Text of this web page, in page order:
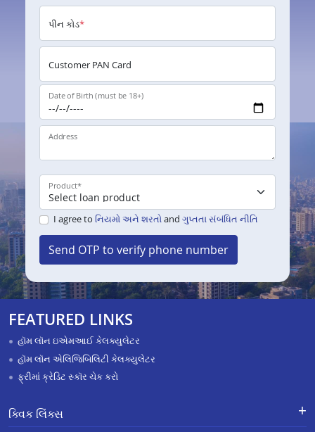
પીન કોડ*
Customer PAN Card
Date of Birth (must be 18+)
Address
Product*
I agree to નિયમો અને શરતોand ગુપ્તતા સંબંધિત નીતિ
Send OTP to verify phone number
FEATURED LINKS
હૉમ લૉન ઇએમઆઈ કેલક્યુલેટર
હૉમ લૉન એલિજિબિલિટી કેલક્યુલેટર
ફ્રીમાં ક્રેડિટ સ્કૉર ચેક કરો
ક્વિક લિંક્સ